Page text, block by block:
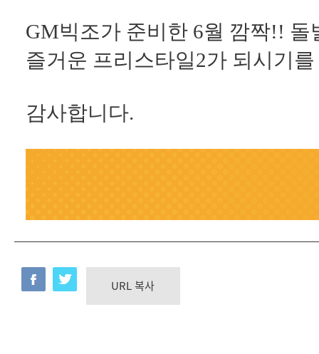
GM빅조가 준비한 6월 깜짝!!
즐거운 프리스타일2가 되시기
감사합니다.
URL 복사